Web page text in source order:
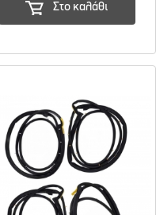
Στο καλάθι